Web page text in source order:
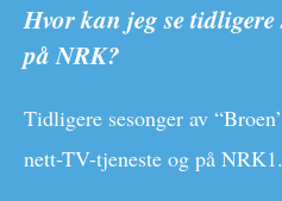
Hvor kan jeg se
på NRK?
Tidligere sesonger av
nett-TV-tjeneste og på NRK1.